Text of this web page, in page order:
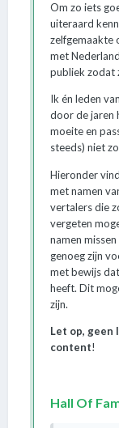
Om zo iets
uiteraard
zelfgemaakte
met
publiek zodat
Ik én leden
door de jaren
moeite en
steeds) niet
Hieronder
met namen
vertalers die
vergeten
namen
genoeg zijn
met bewijs
heeft. Dit
zijn.
Let op, geen
content!
Hall Of